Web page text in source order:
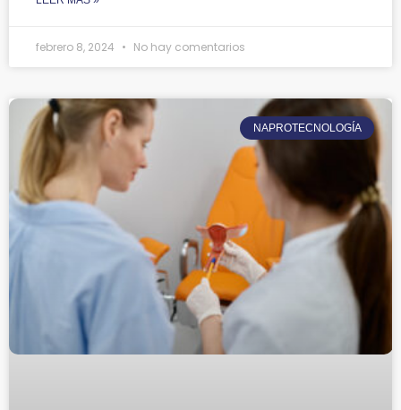
febrero 8, 2024 No hay comentarios
NAPROTECNOLOGÍA